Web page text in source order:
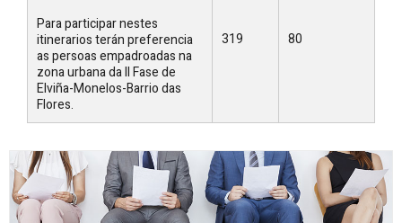
Para participar nestes
itinerarios terán preferencia
as persoas empadroadas na
zona urbana da II Fase de
Elviña-Monelos-Barrio das
Flores.
319 80